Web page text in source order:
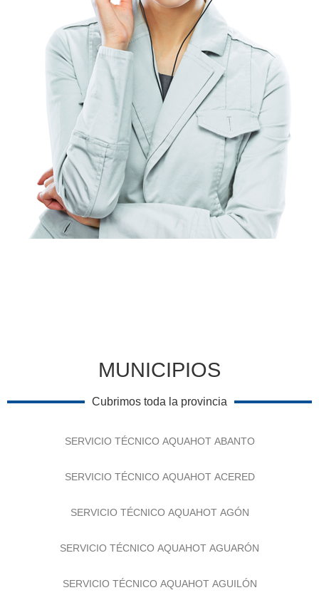
MUNICIPIOS
Cubrimos toda la provincia
SERVICIO TÉCNICO AQUAHOT ABANTO
SERVICIO TÉCNICO AQUAHOT ACERED
SERVICIO TÉCNICO AQUAHOT AGÓN
SERVICIO TÉCNICO AQUAHOT AGUARÓN
SERVICIO TÉCNICO AQUAHOT AGUILÓN